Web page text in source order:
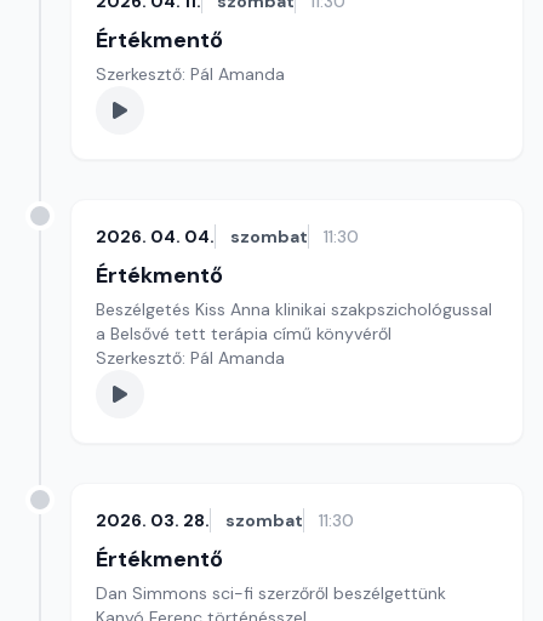
Értékmentő
Szerkesztő: Pál Amanda
2026. 04. 04. szombat 11:30
Értékmentő
Beszélgetés Kiss Anna klinikai szakpszichológussal
a Belsővé tett terápia című könyvéről
Szerkesztő: Pál Amanda
2026. 03. 28. szombat 11:30
Értékmentő
Dan Simmons sci-fi szerzőről beszélgettünk